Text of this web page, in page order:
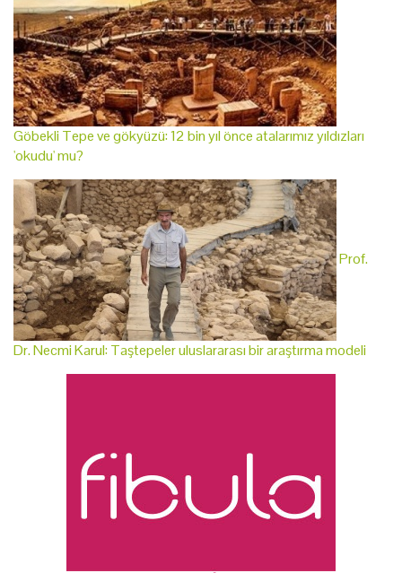
Göbekli Tepe ve gökyüzü: 12 bin yıl önce atalarımız yıldızları
'okudu' mu?
Prof.
Dr. Necmi Karul: Taştepeler uluslararası bir araştırma modeli